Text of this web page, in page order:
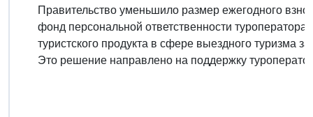
Правительство уменьшило размер ежегодного
фонд персональной ответственности
туристского продукта в сфере выездного туризма
Это решение направлено на поддержку